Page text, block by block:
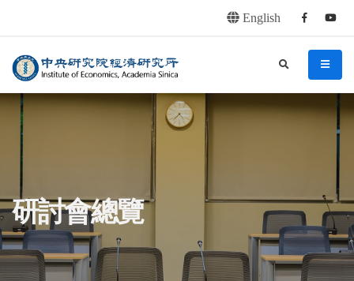
English Facebook
中央研究院經濟研究所 menu
search
:::
研討會總覽